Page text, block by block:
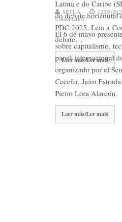
Latina e do Caribe
do debate horizontal
PDC 2025. Leia a
debate…
Leer más/Ler mais
SEPLA 12/05/
Comentarios
El 6 de mayo
sobre capitalismo,
panel internacional
organizado por el
Ceceña, Jairo
Pietro Lora Alarcón.
Leer más/Ler mais